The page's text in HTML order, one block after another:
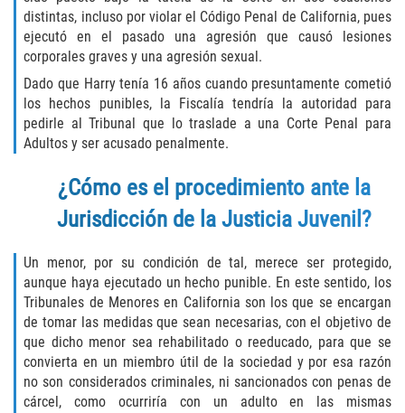
Fraude con Cheques
Fraude de Juego
Fraude de Seguro de Auto
Fraude de Tarjeta de Crédito
Fraude del Bienestar Público
Fraude Inmobiliario
Práctica No Autorizada de la
Medicina
Delitos de Hurto
distintas, incluso por violar el Código Penal de California, pues
ejecutó en el pasado una agresión que causó lesiones
corporales graves y una agresión sexual.
Dado que Harry tenía 16 años cuando presuntamente cometió
los hechos punibles, la Fiscalía tendría la autoridad para
pedirle al Tribunal que lo traslade a una Corte Penal para
Adultos y ser acusado penalmente.
¿Cómo es el procedimiento ante la
Jurisdicción de la Justicia Juvenil?
Un menor, por su condición de tal, merece ser protegido,
aunque haya ejecutado un hecho punible. En este sentido, los
Tribunales de Menores en California son los que se encargan
de tomar las medidas que sean necesarias, con el objetivo de
que dicho menor sea rehabilitado o reeducado, para que se
convierta en un miembro útil de la sociedad y por esa razón
no son considerados criminales, ni sancionados con penas de
cárcel, como ocurriría con un adulto en las mismas